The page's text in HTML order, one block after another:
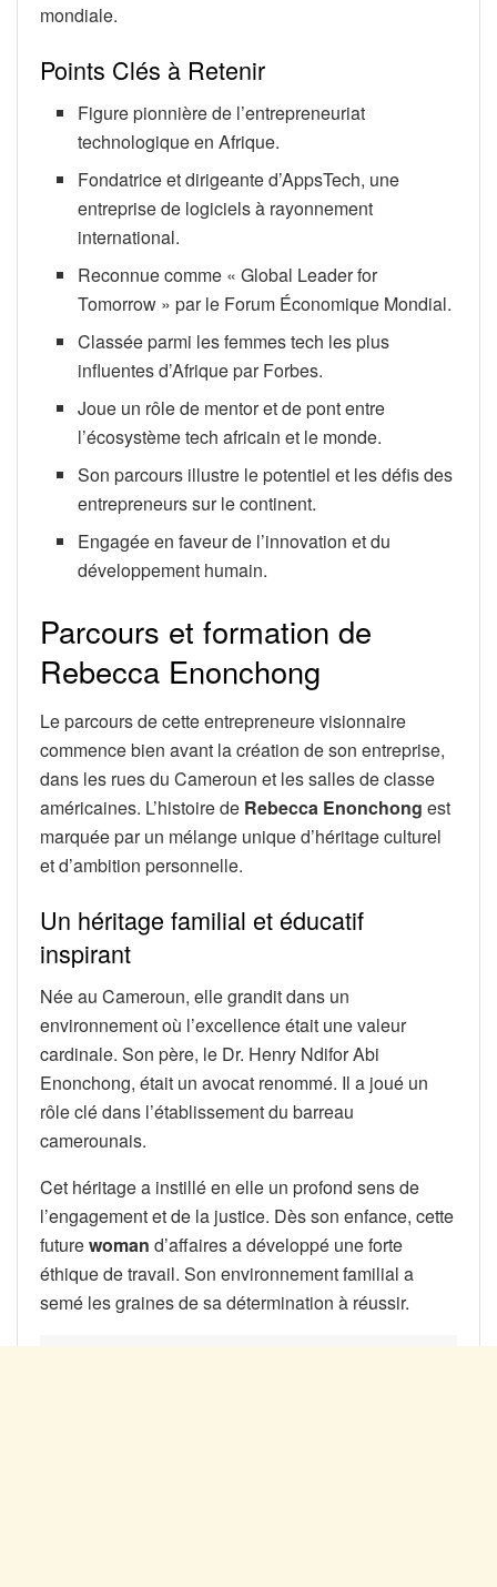
mondiale.
Points Clés à Retenir
Figure pionnière de l’entrepreneuriat
technologique en Afrique.
Fondatrice et dirigeante d’AppsTech, une
entreprise de logiciels à rayonnement
international.
Reconnue comme « Global Leader for
Tomorrow » par le Forum Économique Mondial.
Classée parmi les femmes tech les plus
influentes d’Afrique par Forbes.
Joue un rôle de mentor et de pont entre
l’écosystème tech africain et le monde.
Son parcours illustre le potentiel et les défis des
entrepreneurs sur le continent.
Engagée en faveur de l’innovation et du
développement humain.
Parcours et formation de
Rebecca Enonchong
Le parcours de cette entrepreneure visionnaire
commence bien avant la création de son entreprise,
dans les rues du Cameroun et les salles de classe
américaines. L’histoire de Rebecca Enonchong est
marquée par un mélange unique d’héritage culturel
et d’ambition personnelle.
Un héritage familial et éducatif
inspirant
Née au Cameroun, elle grandit dans un
environnement où l’excellence était une valeur
cardinale. Son père, le Dr. Henry Ndifor Abi
Enonchong, était un avocat renommé. Il a joué un
rôle clé dans l’établissement du barreau
camerounais.
Cet héritage a instillé en elle un profond sens de
l’engagement et de la justice. Dès son enfance, cette
futurewoman d’affaires a développé une forte
éthique de travail. Son environnement familial a
semé les graines de sa détermination à réussir.